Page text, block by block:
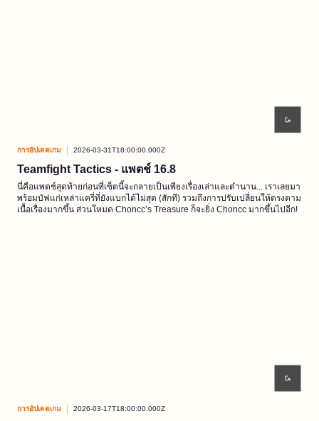
การอัปเดตเกม 2026-03-31T18:00:00.000Z
Teamfight Tactics - แพตช์ 16.8
นี่คือแพตช์สุดท้ายก่อนที่เซ็ตนี้จะกลายเป็นเพียงเรื่องเล่าและตำนาน... เราเลยมา
พร้อมบัฟแก่เหล่าแครี่ที่ยังแบกได้ไม่สุด (สักที) รวมถึงการปรับเปลี่ยนให้ตรงตาม
เนื้อเรื่องมากขึ้น ส่วนโหมด Choncc’s Treasure ก็จะยิ่ง Choncc มากขึ้นไปอีก!
การอัปเดตเกม 2026-03-17T18:00:00.000Z